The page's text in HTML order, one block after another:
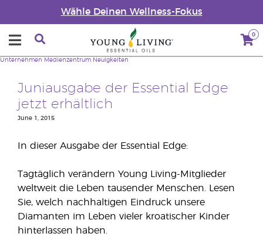
Wähle Deinen Wellness-Fokus
0
Unternehmen Medienzentrum Neuigkeiten
Juniausgabe der Essential Edge
jetzt erhältlich
June 1, 2015
In dieser Ausgabe der Essential Edge:
Tagtäglich verändern Young Living-Mitglieder
weltweit die Leben tausender Menschen. Lesen
Sie, welch nachhaltigen Eindruck unsere
Diamanten im Leben vieler kroatischer Kinder
hinterlassen haben.